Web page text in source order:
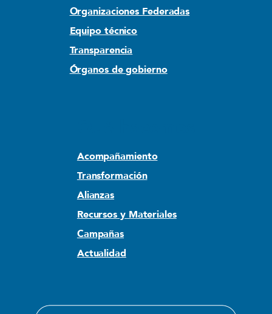
Organizaciones Federadas
Equipo técnico
Transparencia
Órganos de gobierno
Acompañamiento
Transformación
Alianzas
Recursos y Materiales
Campañas
Actualidad